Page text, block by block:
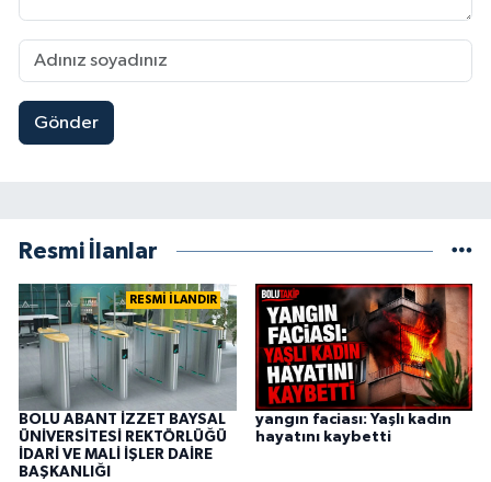
Gönder
Resmi İlanlar
RESMİ İLANDIR
BOLU ABANT İZZET BAYSAL
ÜNİVERSİTESİ REKTÖRLÜĞÜ
İDARİ VE MALİ İŞLER DAİRE
BAŞKANLIĞI
yangın faciası: Yaşlı kadın
hayatını kaybetti